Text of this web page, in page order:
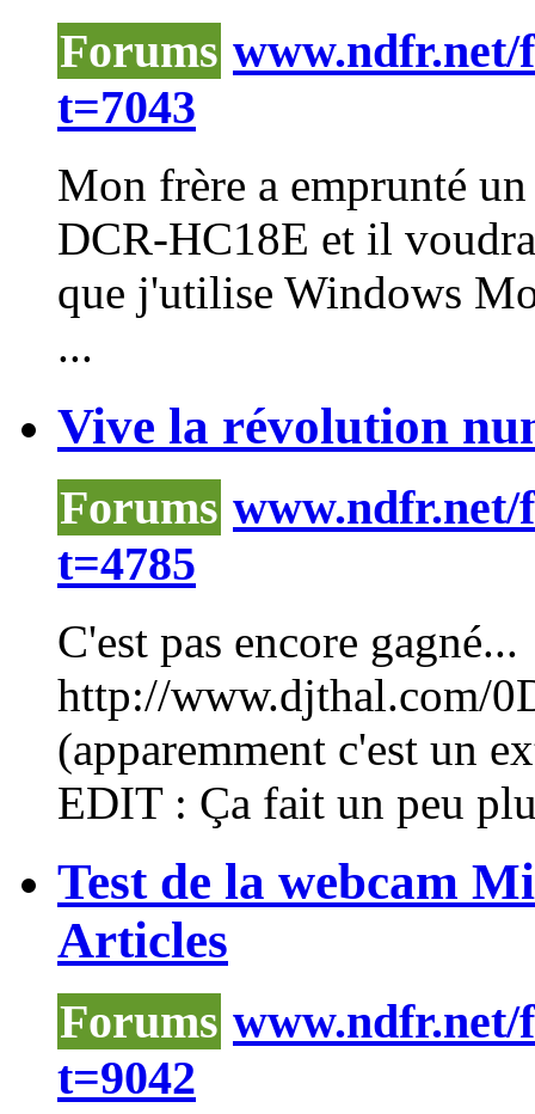
Forums www.ndfr.net/
t=7043
Mon frère a emprunté
DCR-HC18E et il
que j'utilise Windows
...
Vive la révolution
Forums www.ndfr.net/
t=4785
C'est pas encore gagné...
http://www.djthal.com/
(apparemment c'est un
EDIT : Ça fait un peu
Test de la webcam
Articles
Forums www.ndfr.net/
t=9042